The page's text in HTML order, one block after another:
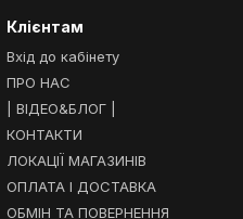
Клієнтам
Вхід до кабінету
ПРО НАС
| ВІДЕО&БЛОГ |
КОНТАКТИ
ЛОКАЦІЇ МАГАЗИНІВ
ОПЛАТА І ДОСТАВКА
ОБМІН ТА ПОВЕРНЕННЯ